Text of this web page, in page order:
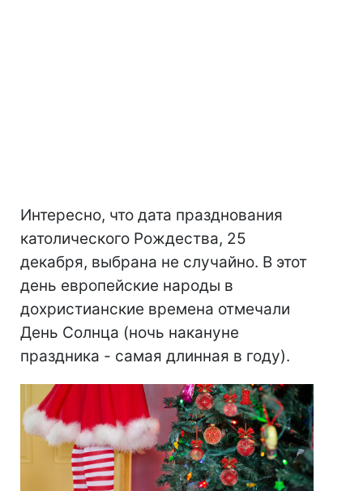
Интересно, что дата празднования
католического Рождества, 25
декабря, выбрана не случайно. В этот
день европейские народы в
дохристианские времена отмечали
День Солнца (ночь накануне
праздника - самая длинная в году).